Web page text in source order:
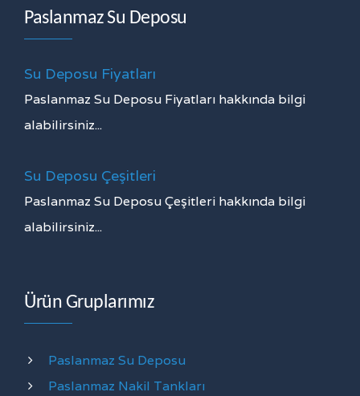
Paslanmaz Su Deposu
Su Deposu Fiyatları
Paslanmaz Su Deposu Fiyatları hakkında bilgi
alabilirsiniz...
Su Deposu Çeşitleri
Paslanmaz Su Deposu Çeşitleri hakkında bilgi
alabilirsiniz...
Ürün Gruplarımız
Paslanmaz Su Deposu
Paslanmaz Nakil Tankları